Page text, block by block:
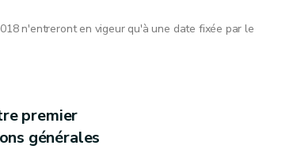
n'entreront en vigeur qu'à une date fixée par le
premier
générales